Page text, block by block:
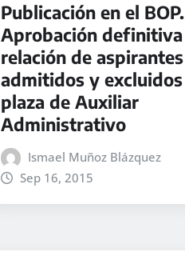
Publicación en el BOP.
Aprobación definitiva
relación de aspirantes
admitidos y excluidos
plaza de Auxiliar
Administrativo
Ismael Muñoz Blázquez
Sep 16, 2015